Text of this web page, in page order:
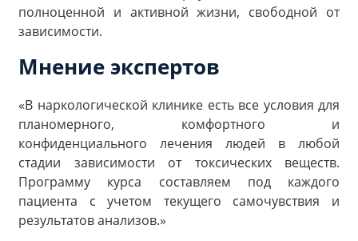
полноценной и активной жизни, свободной от
зависимости.
Мнение экспертов
«В наркологической клинике есть все условия для
планомерного, комфортного и
конфиденциального лечения людей в любой
стадии зависимости от токсических веществ.
Программу курса составляем под каждого
пациента с учетом текущего самочувствия и
результатов анализов.»